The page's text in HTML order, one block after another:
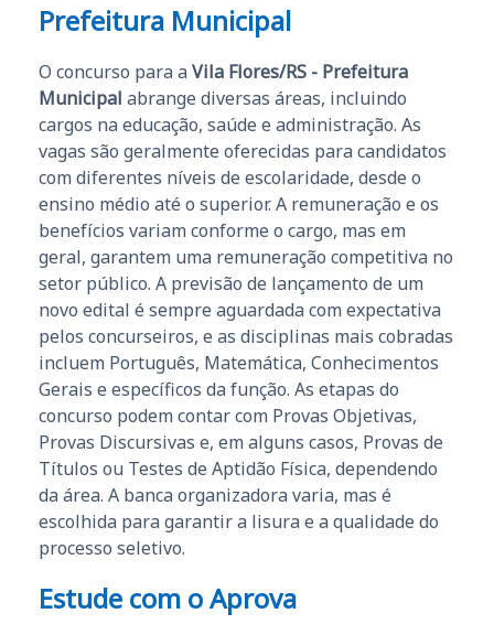
Prefeitura Municipal
O concurso para a Vila Flores/RS - Prefeitura
Municipal abrange diversas áreas, incluindo
cargos na educação, saúde e administração. As
vagas são geralmente oferecidas para candidatos
com diferentes níveis de escolaridade, desde o
ensino médio até o superior. A remuneração e os
benefícios variam conforme o cargo, mas em
geral, garantem uma remuneração competitiva no
setor público. A previsão de lançamento de um
novo edital é sempre aguardada com expectativa
pelos concurseiros, e as disciplinas mais cobradas
incluem Português, Matemática, Conhecimentos
Gerais e específicos da função. As etapas do
concurso podem contar com Provas Objetivas,
Provas Discursivas e, em alguns casos, Provas de
Títulos ou Testes de Aptidão Física, dependendo
da área. A banca organizadora varia, mas é
escolhida para garantir a lisura e a qualidade do
processo seletivo.
Estude com o Aprova